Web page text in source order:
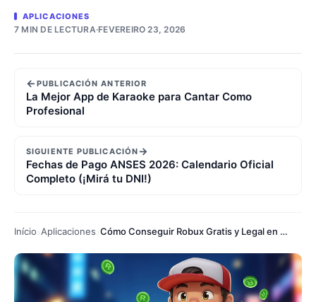
APLICACIONES
7 MIN DE LECTURA·FEVEREIRO 23, 2026
←PUBLICACIÓN ANTERIOR
La Mejor App de Karaoke para Cantar Como
Profesional
SIGUIENTE PUBLICACIÓN→
Fechas de Pago ANSES 2026: Calendario Oficial
Completo (¡Mirá tu DNI!)
Início Aplicaciones Cómo Conseguir Robux Gratis y Legal en 2026 (Sin Hacks ni Estafas)